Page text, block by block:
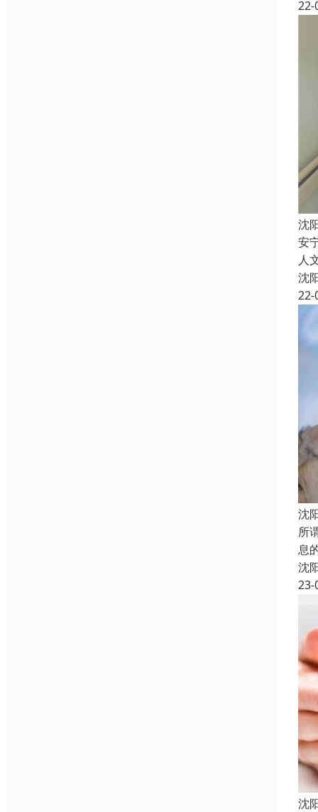
22-
沈
安
人
沈
22-
沈
所
息
沈
23-
沈